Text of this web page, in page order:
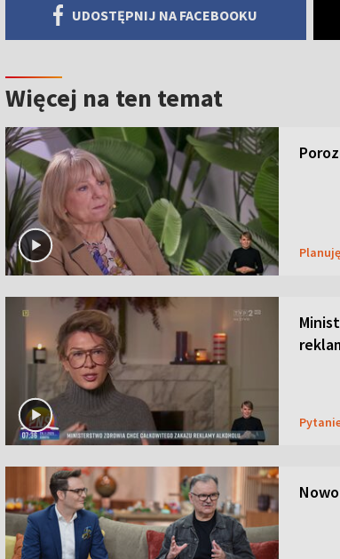
UDOSTĘPNIJ NA FACEBOOKU
Więcej na ten temat